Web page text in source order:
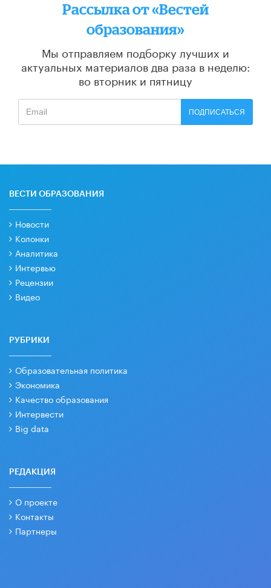
Рассылка от «Вестей
образования»
Мы отправляем подборку лучших и
актуальных материалов два раза в неделю:
во вторник и пятницу
ПОДПИСАТЬСЯ
ВЕСТИ ОБРАЗОВАНИЯ
Новости
Колонки
Аналитика
Интервью
Рецензии
Видео
РУБРИКИ
Образовательная политика
Экономика
Качество образования
Интервести
Big data
РЕДАКЦИЯ
О проекте
Контакты
Партнеры